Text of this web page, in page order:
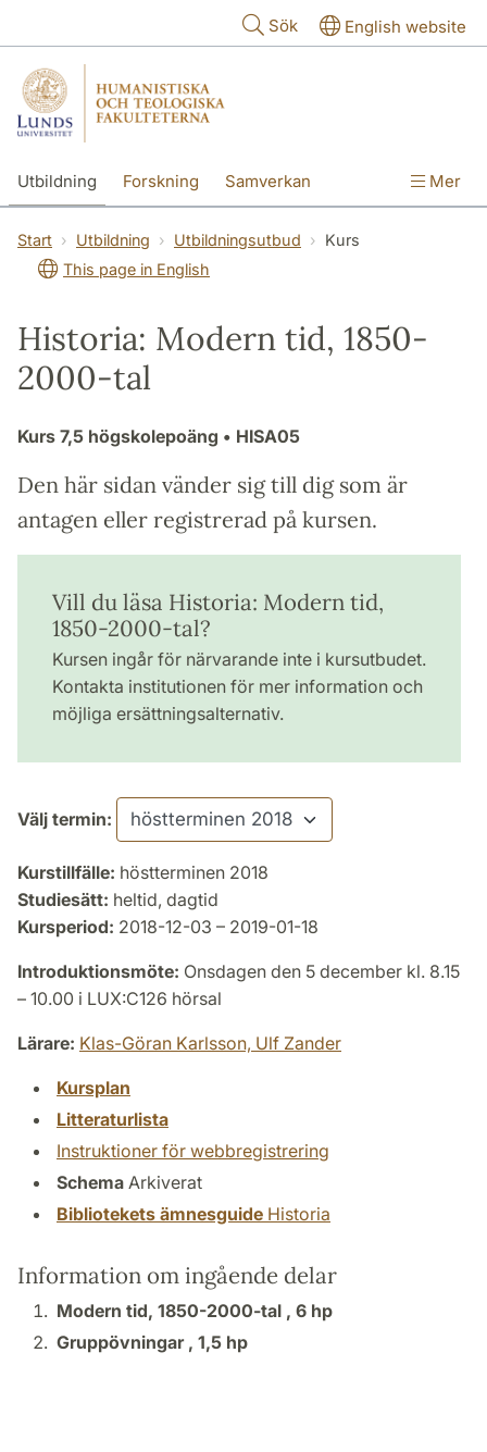
Sök English website
Utbildning Forskning Samverkan Mer
Start Utbildning Utbildningsutbud
Kurs
This page in English
Historia: Modern tid, 1850-
2000-tal
Kurs 7,5 högskolepoäng • HISA05
Den här sidan vänder sig till dig som är
antagen eller registrerad på kursen.
Vill du läsa Historia: Modern tid,
1850-2000-tal?
Kursen ingår för närvarande inte i kursutbudet.
Kontakta institutionen för mer information och
möjliga ersättningsalternativ.
Välj termin:
Kurstillfälle: höstterminen 2018
Studiesätt: heltid, dagtid
Kursperiod: 2018-12-03 – 2019-01-18
Introduktionsmöte: Onsdagen den 5 december kl. 8.15
– 10.00 i LUX:C126 hörsal
Lärare: Klas-Göran Karlsson, Ulf Zander
Kursplan
Litteraturlista
Instruktioner för webbregistrering
Schema Arkiverat
Bibliotekets ämnesguide Historia
Information om ingående delar
Modern tid, 1850-2000-tal , 6 hp
Gruppövningar , 1,5 hp